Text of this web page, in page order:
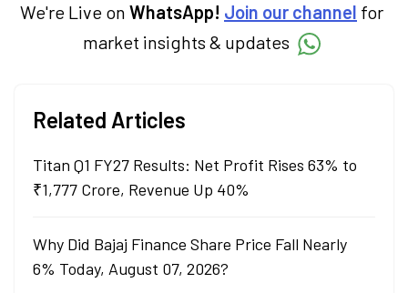
We're Live on WhatsApp! Join our channel for
market insights & updates
Related Articles
Titan Q1 FY27 Results: Net Profit Rises 63% to
₹1,777 Crore, Revenue Up 40%
Why Did Bajaj Finance Share Price Fall Nearly
6% Today, August 07, 2026?